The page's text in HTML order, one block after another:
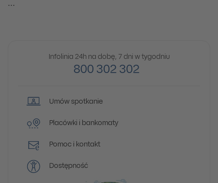
...
Infolinia 24h na dobę, 7 dni w tygodniu
800 302 302
Umów spotkanie
Placówki i bankomaty
Pomoc i kontakt
Dostępność